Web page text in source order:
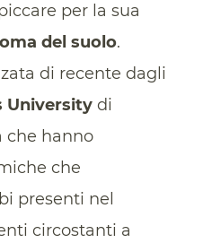
per la sua
del suolo.
di recente dagli
Universitydi
che hanno
che
presenti nel
circostanti a